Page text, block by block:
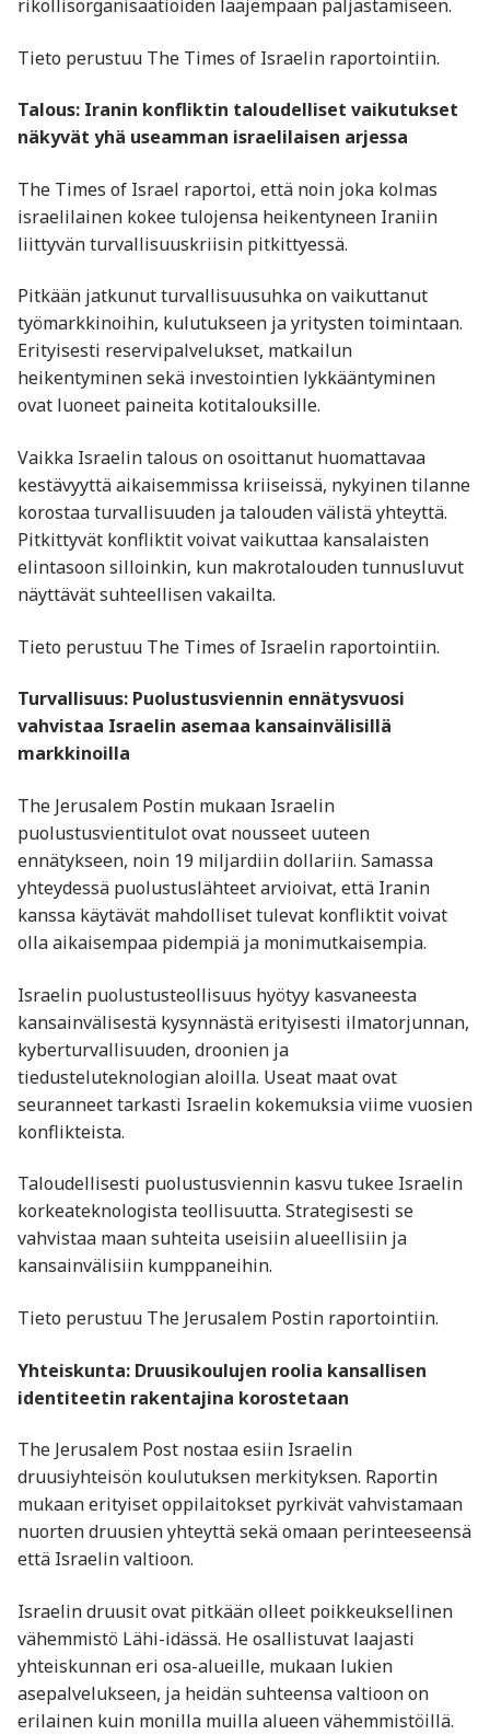
rikollisorganisaatioiden laajempaan paljastamiseen.
Tieto perustuu The Times of Israelin raportointiin.
Talous: Iranin konfliktin taloudelliset vaikutukset
näkyvät yhä useamman israelilaisen arjessa
The Times of Israel raportoi, että noin joka kolmas
israelilainen kokee tulojensa heikentyneen Iraniin
liittyvän turvallisuuskriisin pitkittyessä.
Pitkään jatkunut turvallisuusuhka on vaikuttanut
työmarkkinoihin, kulutukseen ja yritysten toimintaan.
Erityisesti reservipalvelukset, matkailun
heikentyminen sekä investointien lykkääntyminen
ovat luoneet paineita kotitalouksille.
Vaikka Israelin talous on osoittanut huomattavaa
kestävyyttä aikaisemmissa kriiseissä, nykyinen tilanne
korostaa turvallisuuden ja talouden välistä yhteyttä.
Pitkittyvät konfliktit voivat vaikuttaa kansalaisten
elintasoon silloinkin, kun makrotalouden tunnusluvut
näyttävät suhteellisen vakailta.
Tieto perustuu The Times of Israelin raportointiin.
Turvallisuus: Puolustusviennin ennätysvuosi
vahvistaa Israelin asemaa kansainvälisillä
markkinoilla
The Jerusalem Postin mukaan Israelin
puolustusvientitulot ovat nousseet uuteen
ennätykseen, noin 19 miljardiin dollariin. Samassa
yhteydessä puolustuslähteet arvioivat, että Iranin
kanssa käytävät mahdolliset tulevat konfliktit voivat
olla aikaisempaa pidempiä ja monimutkaisempia.
Israelin puolustusteollisuus hyötyy kasvaneesta
kansainvälisestä kysynnästä erityisesti ilmatorjunnan,
kyberturvallisuuden, droonien ja
tiedusteluteknologian aloilla. Useat maat ovat
seuranneet tarkasti Israelin kokemuksia viime vuosien
konflikteista.
Taloudellisesti puolustusviennin kasvu tukee Israelin
korkeateknologista teollisuutta. Strategisesti se
vahvistaa maan suhteita useisiin alueellisiin ja
kansainvälisiin kumppaneihin.
Tieto perustuu The Jerusalem Postin raportointiin.
Yhteiskunta: Druusikoulujen roolia kansallisen
identiteetin rakentajina korostetaan
The Jerusalem Post nostaa esiin Israelin
druusiyhteisön koulutuksen merkityksen. Raportin
mukaan erityiset oppilaitokset pyrkivät vahvistamaan
nuorten druusien yhteyttä sekä omaan perinteeseensä
että Israelin valtioon.
Israelin druusit ovat pitkään olleet poikkeuksellinen
vähemmistö Lähi-idässä. He osallistuvat laajasti
yhteiskunnan eri osa-alueille, mukaan lukien
asepalvelukseen, ja heidän suhteensa valtioon on
erilainen kuin monilla muilla alueen vähemmistöillä.